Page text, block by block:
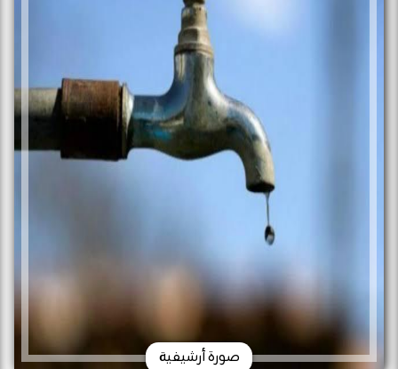
صورة أرشيفية